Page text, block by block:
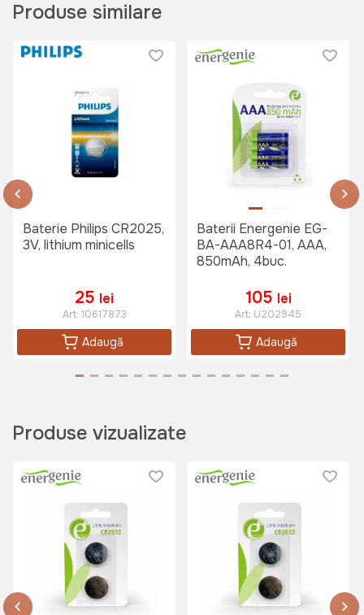
Produse similare
Baterie Philips CR2025,
3V, lithium minicells
25 lei
Art: 10617873
Adaugă
Baterii Energenie EG-
BA-AAA8R4-01, AAA,
850mAh, 4buc.
105 lei
Art: U202945
Adaugă
Produse vizualizate